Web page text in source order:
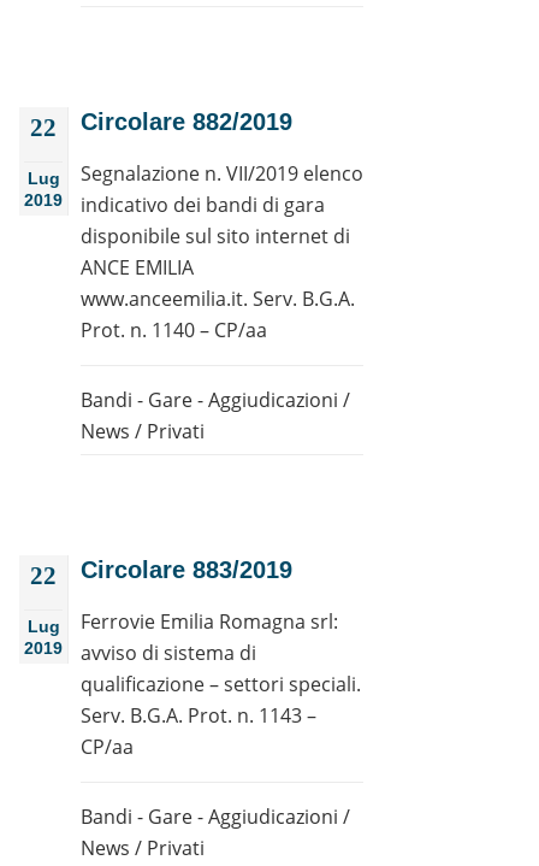
22
Lug
2019
Circolare 882/2019
Segnalazione n. VII/2019 elenco
indicativo dei bandi di gara
disponibile sul sito internet di
ANCE EMILIA
www.anceemilia.it. Serv. B.G.A.
Prot. n. 1140 – CP/aa
Bandi - Gare - Aggiudicazioni /
News / Privati
22
Lug
2019
Circolare 883/2019
Ferrovie Emilia Romagna srl:
avviso di sistema di
qualificazione – settori speciali.
Serv. B.G.A. Prot. n. 1143 –
CP/aa
Bandi - Gare - Aggiudicazioni /
News / Privati